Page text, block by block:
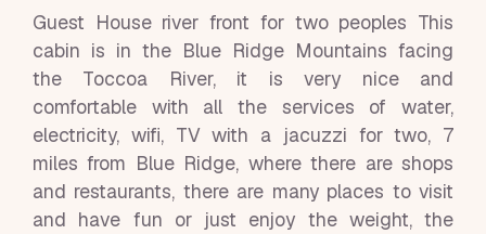
Guest House river front for two peoples This
cabin is in the Blue Ridge Mountains facing
the Toccoa River, it is very nice and
comfortable with all the services of water,
electricity, wifi, TV with a jacuzzi for two, 7
miles from Blue Ridge, where there are shops
and restaurants, there are many places to visit
and have fun or just enjoy the weight, the